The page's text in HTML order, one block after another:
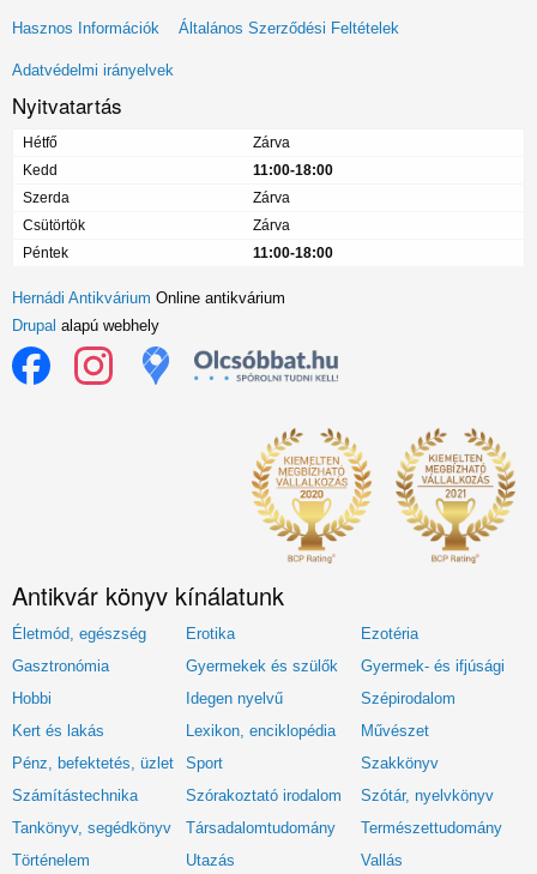
Lábléc
menü
Hasznos Információk Általános Szerződési Feltételek
Adatvédelmi irányelvek
Nyitvatartás
Hétfő
Zárva
Kedd
11:00-18:00
Szerda
Zárva
Csütörtök
Zárva
Péntek
11:00-18:00
Hernádi Antikvárium Online antikvárium
Drupal alapú webhely
Antikvár könyv kínálatunk
Életmód, egészség Erotika
Ezotéria
Gasztronómia
Gyermekek és szülők
Gyermek- és ifjúsági
Hobbi
Idegen nyelvű
Szépirodalom
Kert és lakás
Lexikon, enciklopédia
Művészet
Pénz, befektetés, üzlet
Sport
Szakkönyv
Számítástechnika
Szórakoztató irodalom
Szótár, nyelvkönyv
Tankönyv, segédkönyv
Társadalomtudomány
Természettudomány
Történelem
Utazás Vallás